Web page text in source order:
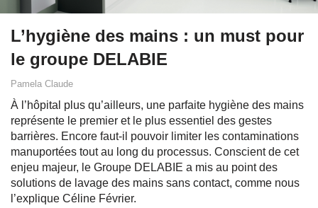
L’hygiène des mains : un must pour
le groupe DELABIE
Pamela Claude
À l’hôpital plus qu’ailleurs, une parfaite hygiène des mains
représente le premier et le plus essentiel des gestes
barrières. Encore faut-il pouvoir limiter les contaminations
manuportées tout au long du processus. Conscient de cet
enjeu majeur, le Groupe DELABIE a mis au point des
solutions de lavage des mains sans contact, comme nous
l’explique Céline Février.